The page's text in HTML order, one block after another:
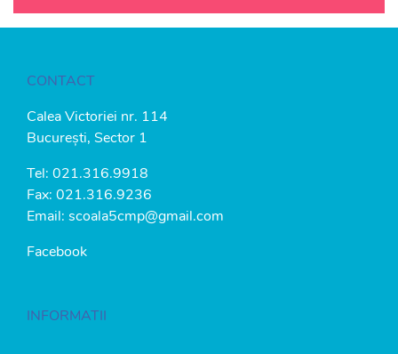
CONTACT
Calea Victoriei nr. 114
București, Sector 1
Tel: 021.316.9918
Fax: 021.316.9236
Email: scoala5cmp@gmail.com
Facebook
INFORMATII